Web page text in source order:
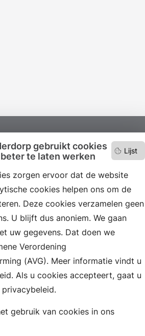
Lijst
gebruikt cookies
te laten werken
zorgen ervoor dat de website
cookies helpen ons om de
Deze cookies verzamelen geen
U blijft dus anoniem. We gaan
uw gegevens. Dat doen we
Verordening
(AVG). Meer informatie vindt u
Als u cookies accepteert, gaat u
gebruik van cookies in ons
Servicenormen
Vacatures